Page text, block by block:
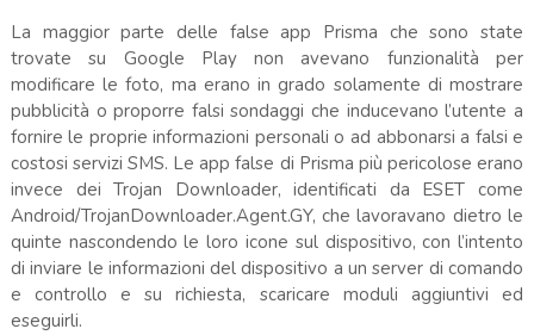
La maggior parte delle false app Prisma che sono state
trovate su Google Play non avevano funzionalità per
modificare le foto, ma erano in grado solamente di mostrare
pubblicità o proporre falsi sondaggi che inducevano l’utente a
fornire le proprie informazioni personali o ad abbonarsi a falsi e
costosi servizi SMS. Le app false di Prisma più pericolose erano
invece dei Trojan Downloader, identificati da ESET come
Android/TrojanDownloader.Agent.GY, che lavoravano dietro le
quinte nascondendo le loro icone sul dispositivo, con l’intento
di inviare le informazioni del dispositivo a un server di comando
e controllo e su richiesta, scaricare moduli aggiuntivi ed
eseguirli.